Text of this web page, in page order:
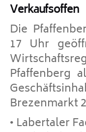
Verkaufsoffen
Die
17 Uhr
Pfaffenberg
Brezenmarkt
• Labertaler